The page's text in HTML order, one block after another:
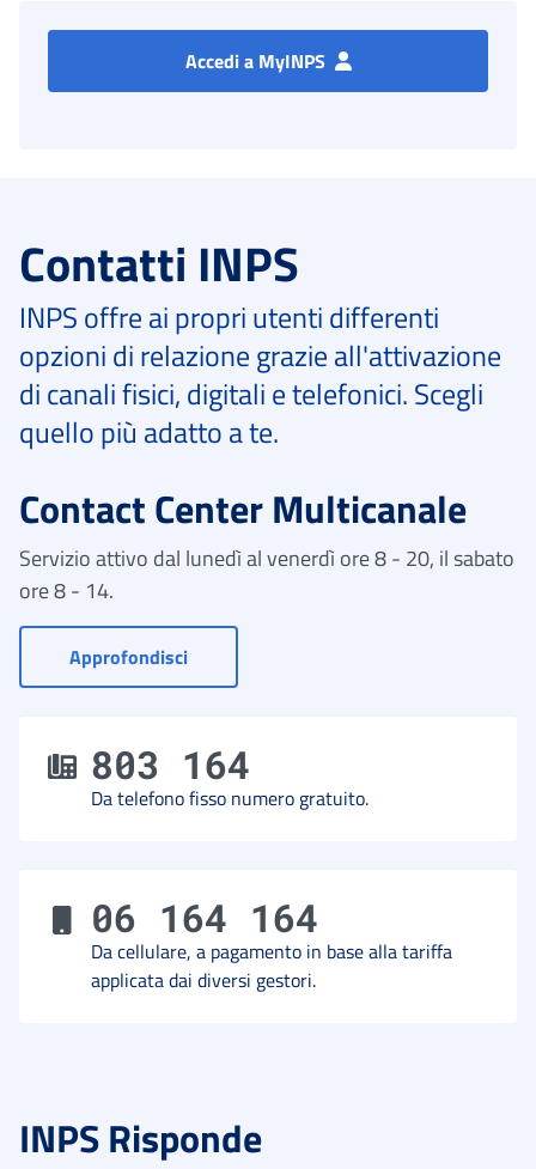
Accedi a MyINPS
Contatti INPS
INPS offre ai propri utenti differenti
opzioni di relazione grazie all'attivazione
di canali fisici, digitali e telefonici. Scegli
quello più adatto a te.
Contact Center Multicanale
Servizio attivo dal lunedì al venerdì ore 8 - 20, il sabato
ore 8 - 14.
Approfondisci- Vai a Contact Center
803 164
Da telefono fisso numero gratuito.
06 164 164
Da cellulare, a pagamento in base alla tariffa
applicata dai diversi gestori.
INPS Risponde